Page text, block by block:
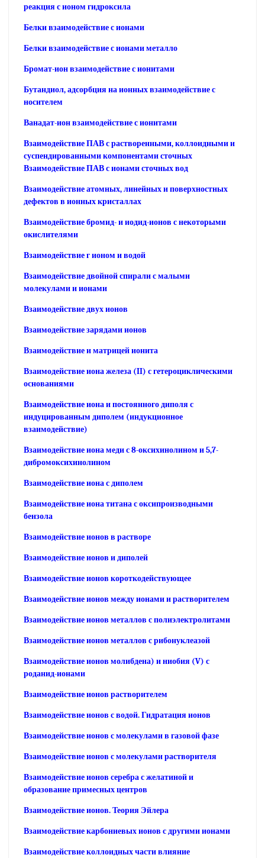
реакция с ионом гидроксила
Белки взаимодействие с ионами
Белки взаимодействие с ионами металло
Бромат-ион взаимодействие с ионитами
Бутандиол, адсорбция на ионных взаимодействие с
носителем
Ванадат-ион взаимодействие с ионитами
Взаимодействие ПАВ с растворенными, коллоидными и
суспендированными компонентами сточных
Взаимодействие ПАВ с ионами сточных вод
Взаимодействие атомных, линейных и поверхностных
дефектов в ионных кристаллах
Взаимодействие бромид- и иодид-ионов с некоторыми
окислителями
Взаимодействие г ионом и водой
Взаимодействие двойной спирали с малыми
молекулами и ионами
Взаимодействие двух ионов
Взаимодействие зарядами ионов
Взаимодействие и матрицей ионита
Взаимодействие иона железа (II) с гетероциклическими
основаниями
Взаимодействие иона и постоянного диполя с
индуцированным диполем (индукционное
взаимодействие)
Взаимодействие иона меди с 8-оксихинолином и 5,7-
дибромоксихинолином
Взаимодействие иона с диполем
Взаимодействие иона титана с оксипроизводными
бензола
Взаимодействие ионов в растворе
Взаимодействие ионов и диполей
Взаимодействие ионов короткодействующее
Взаимодействие ионов между ионами и растворителем
Взаимодействие ионов металлов с полиэлектролитами
Взаимодействие ионов металлов с рибонуклеазой
Взаимодействие ионов молибдена) и ниобия (V) с
роданид-ионами
Взаимодействие ионов растворителем
Взаимодействие ионов с водой. Гидратация ионов
Взаимодействие ионов с молекулами в газовой фазе
Взаимодействие ионов с молекулами растворителя
Взаимодействие ионов серебра с желатиной и
образование примесных центров
Взаимодействие ионов. Теория Эйлера
Взаимодействие карбониевых ионов с другими ионами
Взаимодействие коллоидных части влияние